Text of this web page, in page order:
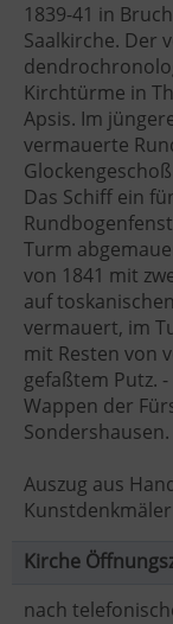
1839-41 in
Saalkirche. Der
Kirchtürme in
Apsis. Im
vermauerte
Das Schiff ein
Turm
von 1841 mit
auf
vermauert, im
mit Resten von
gefaßtem Putz.
Wappen der
Auszug aus
Kirche
nach